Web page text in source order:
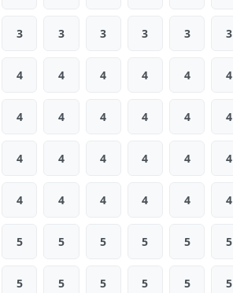
3 3 3 3 3 3
4 4 4 4 4 4
4 4 4 4 4 4
4 4 4 4 4 4
4 4 4 4 4 4
5 5 5 5 5 5
5 5 5 5 5 5